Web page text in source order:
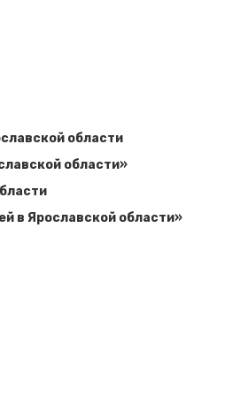
области
области»
в Ярославской области»